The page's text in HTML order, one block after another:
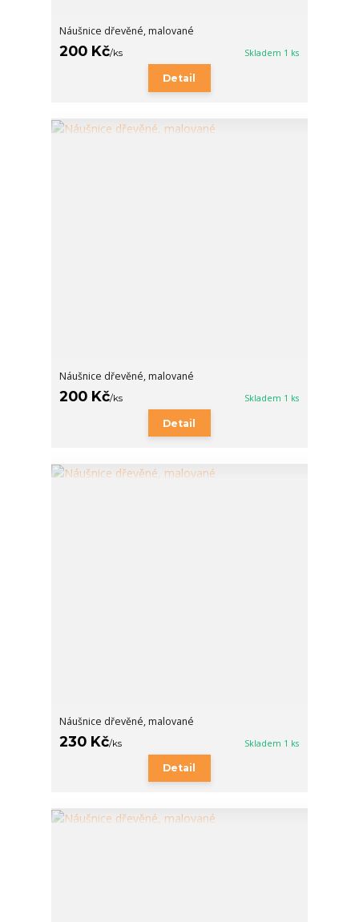
Náušnice dřevěné, malované
200 Kč/ks Skladem 1 ks
Detail
Náušnice dřevěné, malované
200 Kč/ks Skladem 1 ks
Detail
Náušnice dřevěné, malované
230 Kč/ks Skladem 1 ks
Detail